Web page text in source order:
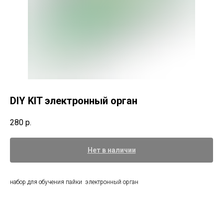
DIY KIT электронный орган
280 р.
Нет в наличии
набор для обучения пайки электронный орган